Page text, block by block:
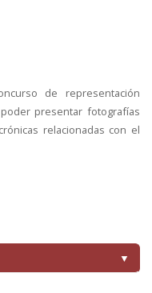
de representación
presentar fotografías
relacionadas con el
▼